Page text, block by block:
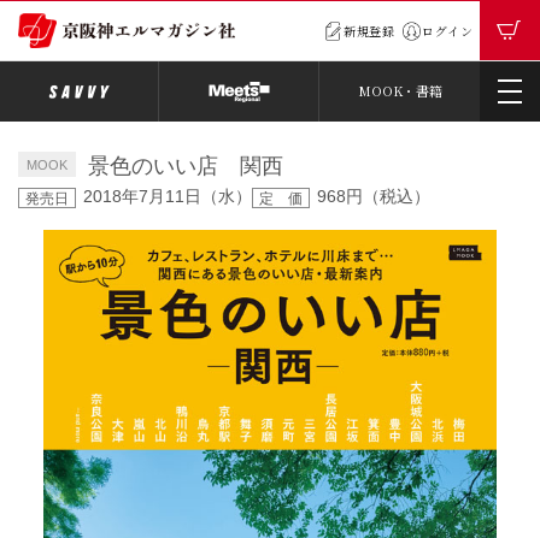
新規登録 ログイン
MOOK・書籍
MOOK 景色のいい店 関西
発売日 2018年7月11日（水） 定 価 968円（税込）